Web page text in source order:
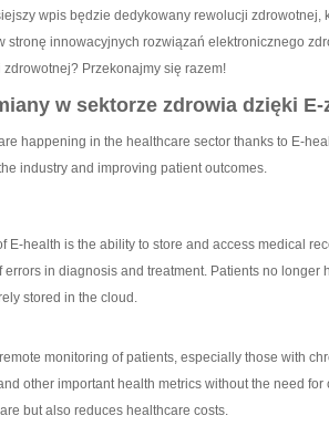
E-
‌wpis będzie dedykowany rewolucji‌
stronę innowacyjnych rozwiązań elektronicznego
Przekonajmy się razem!
​w sektorze zdrowia dzięki
happening in ⁣the healthcare sector thanks to E-
industry and improving patient outcomes.
⁢E-health is the ability⁣ to store and ⁤access ⁢medical
⁣in diagnosis and ⁣treatment. Patients no⁤ longer⁤
stored in the cloud.
monitoring ⁣of patients, ‌especially those with
other important health metrics ​without the need
but also reduces healthcare costs.